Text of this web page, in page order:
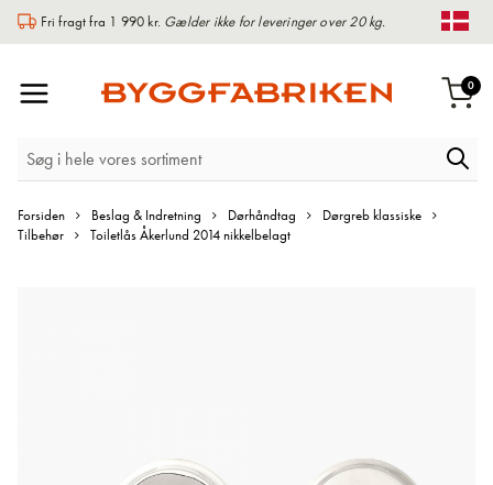
Fri fragt fra 1 990 kr. Gælder ikke for leveringer over 20 kg.
0
Forsiden Beslag & Indretning Dørhåndtag
Dørgreb klassiske
Tilbehør
Toiletlås Åkerlund 2014 nikkelbelagt